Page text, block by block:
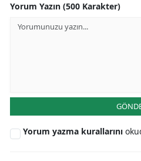
Yorum Yazın (500 Karakter)
Yorum yazma kurallarını